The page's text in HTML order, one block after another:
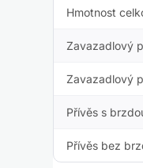
Hmotnost
Zavazadlový
Zavazadlový
Přívěs s
Přívěs bez